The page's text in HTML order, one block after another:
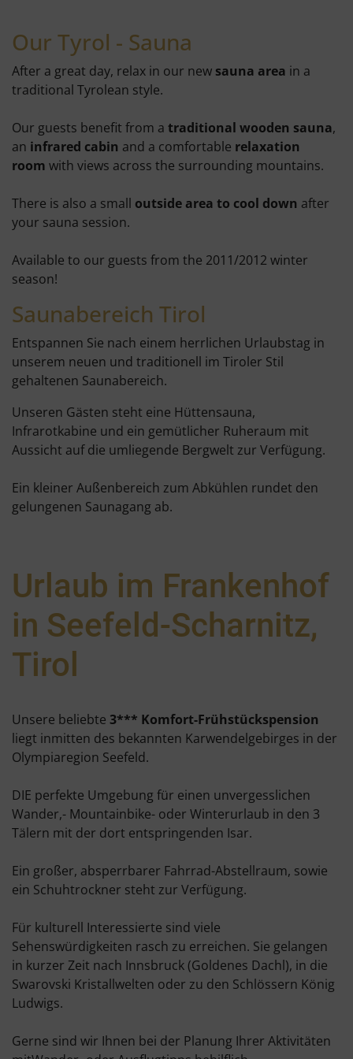
Our Tyrol - Sauna
After a great day, relax in our new sauna area in a
traditional Tyrolean style.
Our guests benefit from a traditional wooden sauna,
an infrared cabin and a comfortable relaxation
room with views across the surrounding mountains.
There is also a small outside area to cool down after
your sauna session.
Available to our guests from the 2011/2012 winter
season!
Saunabereich Tirol
Entspannen Sie nach einem herrlichen Urlaubstag in
unserem neuen und traditionell im Tiroler Stil
gehaltenen Saunabereich.
Unseren Gästen steht eine Hüttensauna,
Infrarotkabine und ein gemütlicher Ruheraum mit
Aussicht auf die umliegende Bergwelt zur Verfügung.
Ein kleiner Außenbereich zum Abkühlen rundet den
gelungenen Saunagang ab.
Urlaub im Frankenhof
in Seefeld-Scharnitz,
Tirol
Unsere beliebte 3*** Komfort-Frühstückspension
liegt inmitten des bekannten Karwendelgebirges in der
Olympiaregion Seefeld.
DIE perfekte Umgebung für einen unvergesslichen
Wander,- Mountainbike- oder Winterurlaub in den 3
Tälern mit der dort entspringenden Isar.
Ein großer, absperrbarer Fahrrad-Abstellraum, sowie
ein Schuhtrockner steht zur Verfügung.
Für kulturell Interessierte sind viele
Sehenswürdigkeiten rasch zu erreichen. Sie gelangen
in kurzer Zeit nach Innsbruck (Goldenes Dachl), in die
Swarovski Kristallwelten oder zu den Schlössern König
Ludwigs.
Gerne sind wir Ihnen bei der Planung Ihrer Aktivitäten